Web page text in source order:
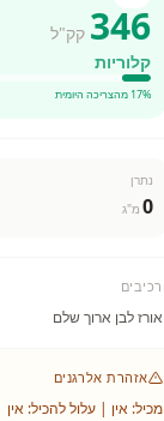
346 קק"ל
קלוריות
17% מהצריכה היומית
נתרן
0 מ"ג
רכיבים
אורז לבן ארוך שלם
אזהרת אלרגנים
מכיל: אין | עלול להכיל: אין